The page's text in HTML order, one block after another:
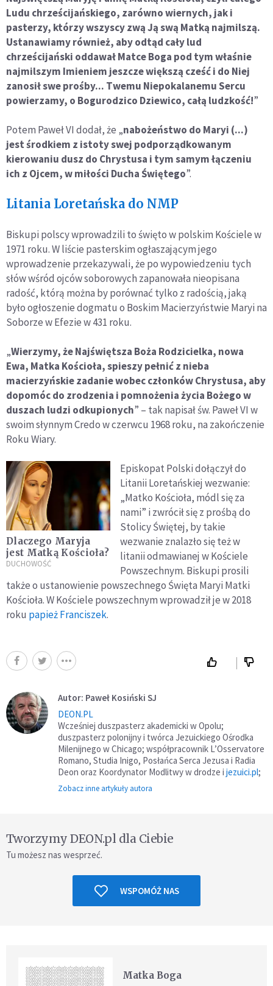
Ludu chrześcijańskiego, zarówno wiernych, jak i
pasterzy, którzy wszyscy zwą Ją swą Matką najmilszą.
Ustanawiamy również, aby odtąd cały lud
chrześcijański oddawał Matce Boga pod tym właśnie
najmilszym Imieniem jeszcze większą cześć i do Niej
zanosił swe prośby... Twemu Niepokalanemu Sercu
powierzamy, o Bogurodzico Dziewico, całą ludzkość!”
Potem Paweł VI dodał, że „nabożeństwo do Maryi (...)
jest środkiem z istoty swej podporządkowanym
kierowaniu dusz do Chrystusa i tym samym łączeniu
ich z Ojcem, w miłości Ducha Świętego”.
Litania Loretańska do NMP
Biskupi polscy wprowadzili to święto w polskim Kościele w
1971 roku. W liście pasterskim ogłaszającym jego
wprowadzenie przekazywali, że po wypowiedzeniu tych
słów wśród ojców soborowych zapanowała nieopisana
radość, którą można by porównać tylko z radością, jaką
było ogłoszenie dogmatu o Boskim Macierzyństwie Maryi na
Soborze w Efezie w 431 roku.
„Wierzymy, że Najświętsza Boża Rodzicielka, nowa
Ewa, Matka Kościoła, spieszy pełnić z nieba
macierzyńskie zadanie wobec członków Chrystusa, aby
dopomóc do zrodzenia i pomnożenia życia Bożego w
duszach ludzi odkupionych” – tak napisał św. Paweł VI w
swoim słynnym Credo w czerwcu 1968 roku, na zakończenie
Roku Wiary.
Dlaczego Maryja
jest Matką Kościoła?
DUCHOWOŚĆ
Episkopat Polski dołączył do
Litanii Loretańskiej wezwanie:
„Matko Kościoła, módl się za
nami” i zwrócił się z prośbą do
Stolicy Świętej, by takie
wezwanie znalazło się też w
litanii odmawianej w Kościele
Powszechnym. Biskupi prosili
także o ustanowienie powszechnego Święta Maryi Matki
Kościoła. W Kościele powszechnym wprowadził je w 2018
roku papież Franciszek.
Autor: Paweł Kosiński SJ
DEON.PL
Wcześniej duszpasterz akademicki w Opolu;
duszpasterz polonijny i twórca Jezuickiego Ośrodka
Milenijnego w Chicago; współpracownik L’Osservatore
Romano, Studia Inigo, Posłańca Serca Jezusa i Radia
Deon oraz Koordynator Modlitwy w drodze i jezuici.pl;
Zobacz inne artykuły autora
Tworzymy DEON.pl dla Ciebie
Tu możesz nas wesprzeć.
WSPOMÓŻ NAS
Matka Boga